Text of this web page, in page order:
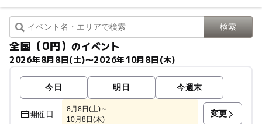
全国（0円）のイベント
2026年8月8日(土)〜2026年10月8日(木)
今日 明日 今週末
開催日
8月8日(土)～
10月8日(木)
変更